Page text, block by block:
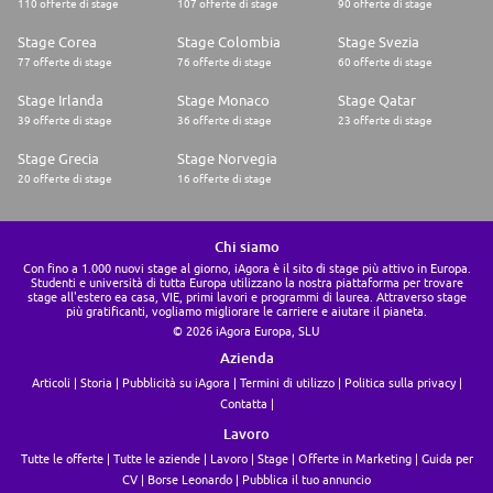
Suivez-nous sur LinkedIn pour connaître les dernières mises à jour et les
opportunités d'emploi. Vous pouvez également nous suivre sur
entendre les commentaires de notre équipe
110 offerte di stage 107 offerte di stage 90 offerte di stage
Stage Corea
77 offerte di stage
Stage Colombia
76 offerte di stage
Stage Svezia
60 offerte di stage
Stage Irlanda
39 offerte di stage
Stage Monaco
36 offerte di stage
Stage Qatar
23 offerte di stage
Stage Grecia
20 offerte di stage
Stage Norvegia
16 offerte di stage
Chi siamo
Con fino a 1.000 nuovi stage al giorno, iAgora è il sito di stage più attivo in Europa.
Studenti e università di tutta Europa utilizzano la nostra piattaforma per trovare
stage all'estero ea casa, VIE, primi lavori e programmi di laurea. Attraverso stage
più gratificanti, vogliamo migliorare le carriere e aiutare il pianeta.
© 2026 iAgora Europa, SLU
Azienda
Articoli Storia Pubblicità su iAgora Termini di utilizzo
Politica sulla privacy
Contatta
Lavoro
Tutte le offerte Tutte le aziende Lavoro Stage Offerte in Marketing
Guida per
CV
Borse Leonardo Pubblica il tuo annuncio